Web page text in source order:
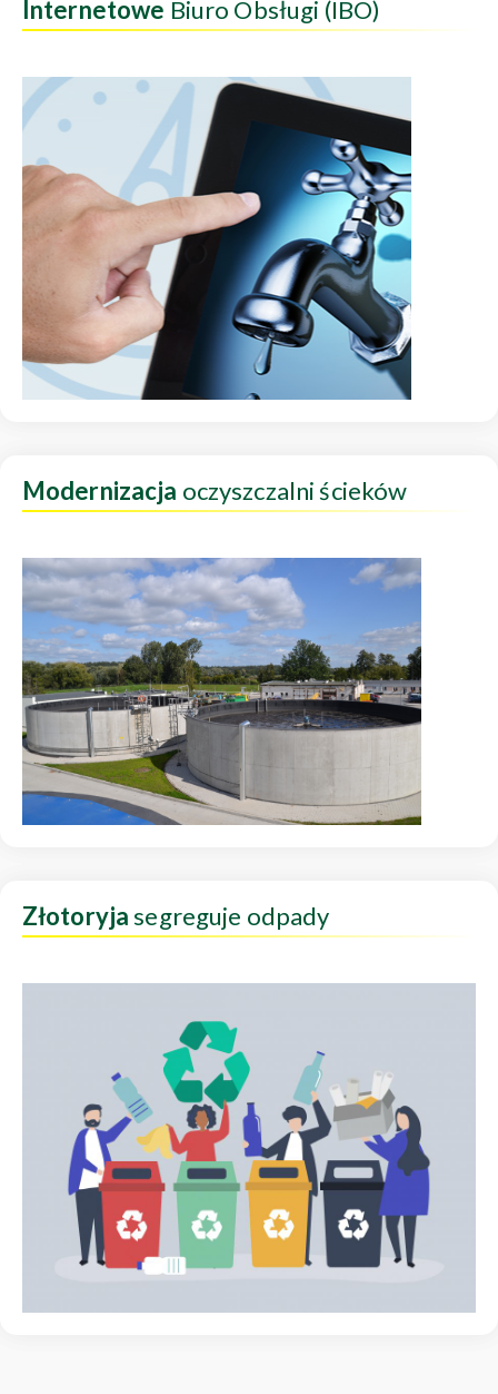
Internetowe Biuro Obsługi (IBO)
Modernizacja oczyszczalni ścieków
Złotoryjasegreguje odpady